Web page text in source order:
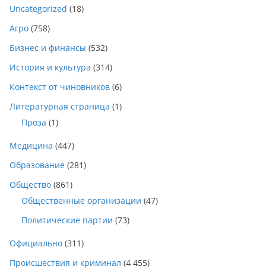
Uncategorized (18)
Агро (758)
Бизнес и финансы (532)
История и культура (314)
Контекст от чиновников (6)
Литературная страница (1)
Проза (1)
Медицина (447)
Образование (281)
Общество (861)
Общественные организации (47)
Политические партии (73)
Официально (311)
Происшествия и криминал (4 455)